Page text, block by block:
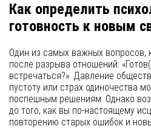
Как определить
готовность к новым
Один из самых важных вопросов,
после разрыва отношений:
встречаться?». Давление
пустоту или страх одиночества
поспешным решениям. Однако
до того, как вы по-настоящему
повторению старых ошибок и